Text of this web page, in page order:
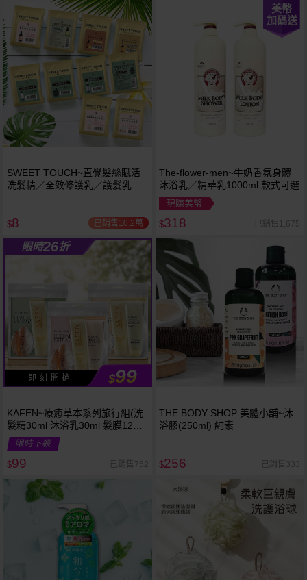
SWEET TOUCH~直覺髮絲賦活
洗髮精／全效修護乳／護髮乳／
$8 已銷售10.2萬
美幣
加碼送
The-flower-men~牛奶香氛身體
沐浴乳／精華乳1000ml 款式可選
現賺美幣
$318 已銷售1,675
限時26折
即 刻 開 搶 $99
KAFEN~療癒草本系列旅行組(洗
髮精30ml 沐浴乳30ml 髮膜12ml)
款式可選
限時下殺
$99 已銷售752
THE BODY SHOP 美體小舖~沐
浴膠(250ml) 純素
$256 已銷售333